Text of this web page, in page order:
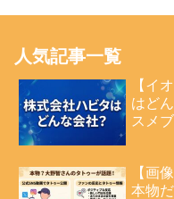
人気記事一覧
【イ
はど
スメ
【画
本物